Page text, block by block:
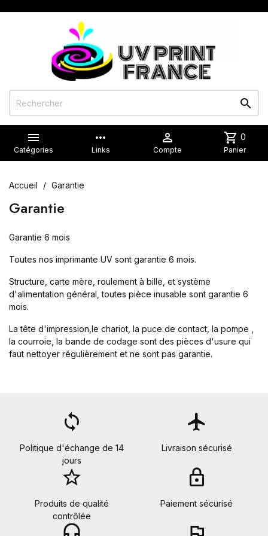


Catégories
more_horiz
Links

Compte
shopping_cart 0
Panier
Accueil Garantie
Garantie
Garantie 6 mois
Toutes nos imprimante UV sont garantie 6 mois.
Structure, carte mère, roulement à bille, et système
d'alimentation général, toutes pièce inusable sont garantie 6
mois.
La tête d'impression,le chariot, la puce de contact, la pompe ,
la courroie, la bande de codage sont des pièces d'usure qui
faut nettoyer régulièrement et ne sont pas garantie.
loop
Politique d'échange de 14
jours
flight
Livraison sécurisé
star_border
Produits de qualité
contrôlée
lock
Paiement sécurisé